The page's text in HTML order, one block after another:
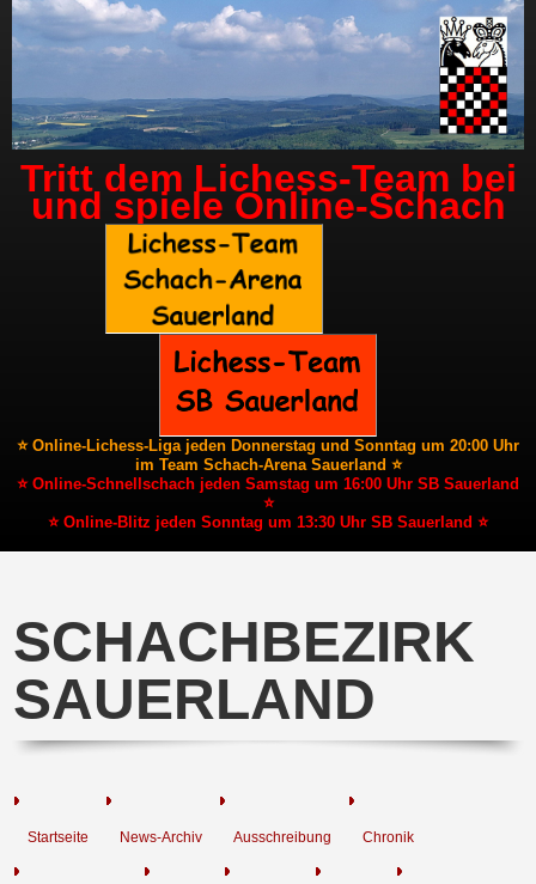
Tritt dem Lichess-Team bei
und spiele Online-Schach
⭐ Online-Lichess-Liga jeden Donnerstag und Sonntag um 20:00 Uhr
im Team Schach-Arena Sauerland ⭐
⭐ Online-Schnellschach jeden Samstag um 16:00 Uhr SB Sauerland
⭐
⭐ Online-Blitz jeden Sonntag um 13:30 Uhr SB Sauerland ⭐
SCHACHBEZIRK
SAUERLAND
Startseite News-Archiv Ausschreibung Chronik